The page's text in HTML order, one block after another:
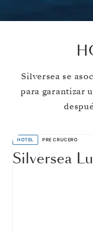
Silversea se
para garantizar
HOTEL PRE CRUCERO
Silversea